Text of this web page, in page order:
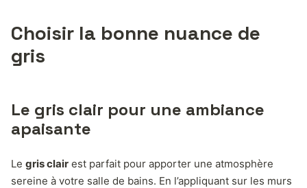
Choisir la bonne nuance de
gris
Le gris clair pour une ambiance
apaisante
Le gris clair est parfait pour apporter une atmosphère
sereine à votre salle de bains. En l’appliquant sur les murs